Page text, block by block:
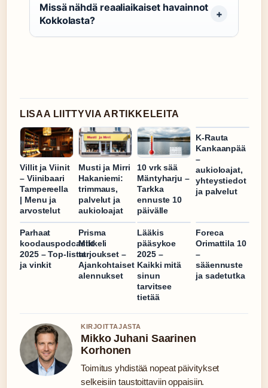
Missä nähdä reaaliaikaiset havainnot
Kokkolasta?
LISAA LIITTYVIA ARTIKKELEITA
Villit ja Viinit
– Viinibaari
Tampereella
| Menu ja
arvostelut
Musti ja Mirri
Hakaniemi:
trimmaus,
palvelut ja
aukioloajat
10 vrk sää
Mäntyharju –
Tarkka
ennuste 10
päivälle
K-Rauta
Kankaanpää
–
aukioloajat,
yhteystiedot
ja palvelut
Parhaat
koodauspodcastit
2025 – Top-listat
ja vinkit
Prisma
Mikkeli
tarjoukset –
Ajankohtaiset
alennukset
Lääkis
pääsykoe
2025 –
Kaikki mitä
sinun
tarvitsee
tietää
Foreca
Orimattila 10
–
sääennuste
ja sadetutka
KIRJOITTAJASTA
Mikko Juhani Saarinen
Korhonen
Toimitus yhdistää nopeat päivitykset
selkeisiin taustoittaviin oppaisiin.